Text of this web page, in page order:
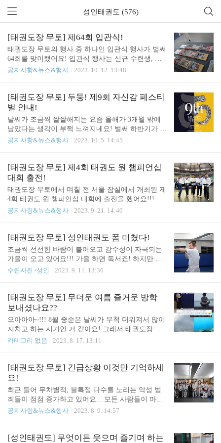
성인태권도 (576)
[태권도장 무토] 제64회 입관식!
태권도장 무토의 행사 중 하나인 입관식 행사가 벌써
64회를 맞이했어요! 입관식 행사는 신규 수련생, 학
부모님들을 대상으로 진행하는 오리엔테이션 행사에
로 문의 부탁드리며 아래 네이버 예약도 많은 관심
부탁드려요!!! *서래관 태권도장무토 서래관 - 네이
버 지도 (naver.com) 네이버 지도 태권도장무토 서래
관 map.naver.com *서초관 태권도장무토 서초관 - 네
이버 지도 (naver.com) 네이버 지도 태권도장무토 서
초관 map.naver.com 그럼 지금부터 행사가 어떻게 진
장님의 열띤 설명과 수련생, 학부모님들의 경청하는
..
공지사항&뉴스&행사 2023. 10. 12. 13:48
[태권도장 무토] 두둥! 제9회 자신감 페스티
벌 안내!
날씨가 조금씩 쌀쌀해지는 요즘 올해가 3개월 밖에
남았다는 생각이 부쩍 느껴지네요! 벌써 하반기가 오
다니 시간이 참 빠르게 흘러간 거 같아요! 자신감 페
이며 유소년, 청소년, 성인 전체 수련생들이 지도 진
들 과 함께 꾸미고 준비하는 멋진 행사에요! 중간에
코로나 시기 동안은 진행하지 못하였지만 작년을 재
시작으로 올해를 맞아 제9회 자신감 페스티벌 행사
를 진행하게 되었습니다! 행사는 11월 12일 일요일
오후 4시 서울 교육대학교 종합문화관에서 진행됩니
작년에 진행한 제8회 자신감 페스티벌 하이라이트
영상! 다 같이 보시죠! 2022 제8회 자신감 페스티벌..
공지사항&뉴스&행사 2023. 10. 5. 14:45
[태권도장 무토] 제4회 태권도 원 챔피언십
대회 출전!
태권도장 무토에서 며칠 전 서울 잠실에서 개최된 제
4회 태권도 원 챔피언십 대회에 출전을 했어요!!! 개
최된 장소는 서울 잠실 핸드볼 경기장으로 평소에도
수련생들도 있는데 매우 긴장 되고 떨리겠어요!!! 이
번 대회에서는 WT와 ITF 두 기관에서 합동으로 치뤄
지는 대회인 만큼 정말 많은 선수들이 출전하게 되었
알차고 유익한 공연들이 가득했어요!!! 그리고 시작
권도장 수련생분들이 많이 출전하여 태권도 종주국
의 위상이 적극적으로 표현이 된 거 같아 매우 기뻐
요!!! 다 같이 맛있는 점심도 중간..
공지사항&뉴스&행사 2023. 9. 21. 14:40
[태권도장 무토] 성인태권도 폼 미쳤다!
조금씩 선선한 바람이 불어오고 감수성이 자극되는
가을이 오고 있어요!!! 가을 하면 독서죠! 하지만 이
번에는 몸으로 하는 독서인 생활 스포츠 운동을 해보
하시는 분들 누구나 금방 즐기실 수 있는 운동이거든
요!!! 상담은 서래관 1544-9196 / 서초관 1544-9915로
문의 부탁드리며 아래 네이버 예약도 많은 관심 부탁
드려요!!! *서래관 태권도장무토 서래관 - 네이버 지
도 (naver.com) 네이버 지도 35581789 map.naver.com
*서초관 태권도장무토 서초관 - 네이버 지도 (naver.c
면으로 감상해주세요! 태권..
수련사진 /성인 2023. 9. 11. 13:36
[태권도장 무토] 무더운 여름 즐거운 방학
보내셨나요??
으아아아~!!! 8월 중순은 날씨가 무척 더워져서 많이
지치고 하는 시기인 거 같아요! 그래서 태권도장 무
토에서는 짧게 여름방학을 맞이했어요! 모두들 즐겁
정의 상품을 제공해 드릴게요~~~~ 이번에는 사범님
들의 여름방학 소식을 간략히 가지고 왔어요!!! 매번
도복만 입은 모습을 봤는데 다른 옷을 입고 계시니
새로운 느낌이 많이 드네요~~~^___^ 무더운 여름 항
상 건강 유의하시고 즐겁게 또는 편안하게 잘 보내시
면 좋겠어요!!! 날이 많이 더우니 이번 포스트는 간략
요!!!
카테고리 없음 2023. 8. 17. 13:11
[태권도장 무토] 긴급상황 이것만 기억하세
요!
최근 들어 무차별적, 불특정 다수를 노리는 악성 범
죄들이 점점 증가하고 있어요... 모든 사람들이 마찬
가지일 거예요! 아무리 수련을 열심히 하더라도 악의
죄자의 시선을 마주치거나 의식하는것을 느끼지 않
공지사항&뉴스&행사 2023. 8. 9. 14:57
[성인태권도] 무엇이든 웃으며 즐기며 하는